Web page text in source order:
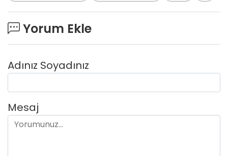
Yorum Ekle
Adınız Soyadınız
Mesaj